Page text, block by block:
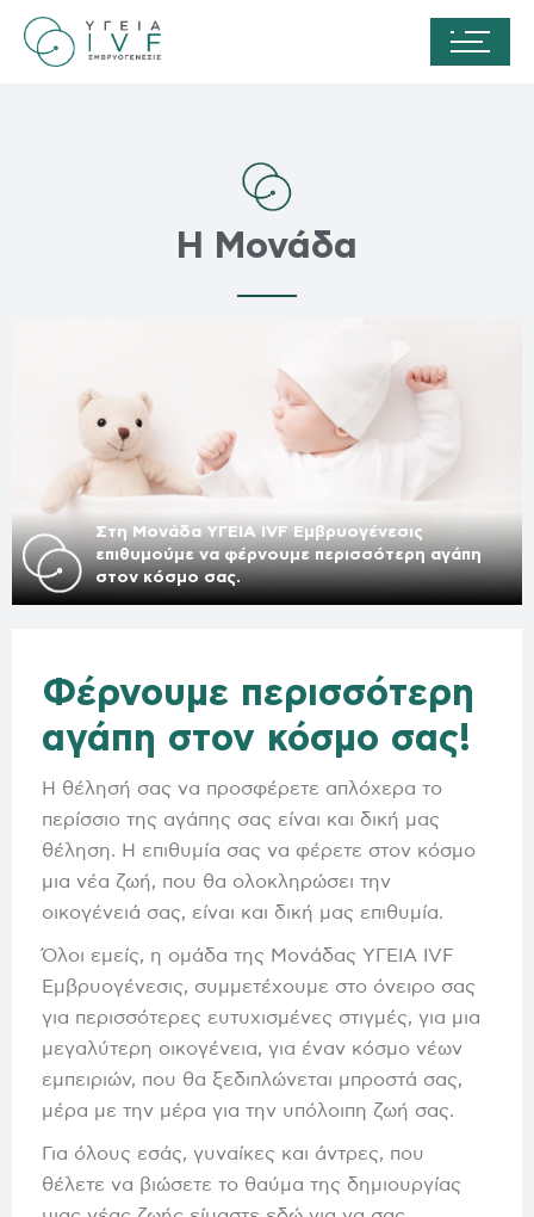
Η Μονάδα
Στη Μονάδα ΥΓΕΙΑ IVF Εμβρυογένεσις
επιθυμούμε να φέρνουμε περισσότερη αγάπη
στον κόσμο σας.
Φέρνουμε περισσότερη
αγάπη στον κόσμο σας!
Η θέλησή σας να προσφέρετε απλόχερα το
περίσσιο της αγάπης σας είναι και δική μας
θέληση. Η επιθυμία σας να φέρετε στον κόσμο
μια νέα ζωή, που θα ολοκληρώσει την
οικογένειά σας, είναι και δική μας επιθυμία.
Όλοι εμείς, η ομάδα της Μονάδας ΥΓΕΙΑ IVF
Εμβρυογένεσις, συμμετέχουμε στο όνειρο σας
για περισσότερες ευτυχισμένες στιγμές, για μια
μεγαλύτερη οικογένεια, για έναν κόσμο νέων
εμπειριών, που θα ξεδιπλώνεται μπροστά σας,
μέρα με την μέρα για την υπόλοιπη ζωή σας.
Για όλους εσάς, γυναίκες και άντρες, που
θέλετε να βιώσετε το θαύμα της δημιουργίας